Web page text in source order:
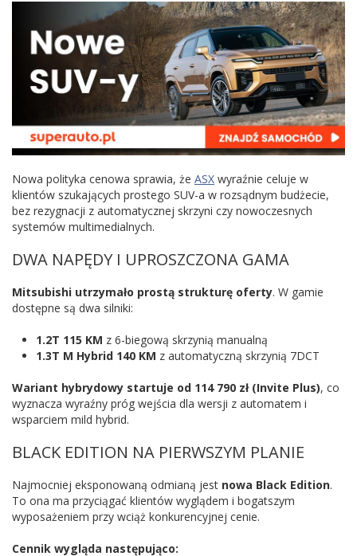
Nowa polityka cenowa sprawia, że ASX wyraźnie celuje w
klientów szukających prostego SUV-a w rozsądnym budżecie,
bez rezygnacji z automatycznej skrzyni czy nowoczesnych
systemów multimedialnych.
DWA NAPĘDY I UPROSZCZONA GAMA
Mitsubishi utrzymało prostą strukturę oferty. W gamie
dostępne są dwa silniki:
1.2T 115 KM z 6-biegową skrzynią manualną
1.3T M Hybrid 140 KM z automatyczną skrzynią 7DCT
Wariant hybrydowy startuje od 114 790 zł (Invite Plus), co
wyznacza wyraźny próg wejścia dla wersji z automatem i
wsparciem mild hybrid.
BLACK EDITION NA PIERWSZYM PLANIE
Najmocniej eksponowaną odmianą jest nowa Black Edition.
To ona ma przyciągać klientów wyglądem i bogatszym
wyposażeniem przy wciąż konkurencyjnej cenie.
Cennik wygląda następująco: